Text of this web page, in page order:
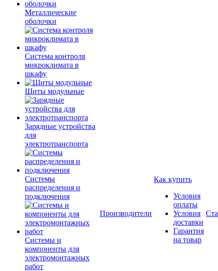
Металлические
оболочки
Система контроля
микроклимата в
шкафу
Щиты модульные
Зарядные устройства
для
электротранспорта
Системы
распределения и
подключения
Системы и
компоненты для
электромонтажных
работ
Производители
Как купить
Условия
оплаты
Условия
доставки
Гарантия
на товар